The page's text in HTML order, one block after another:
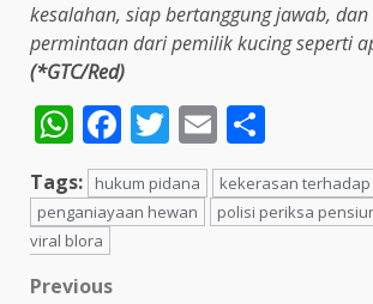
kesalahan, siap bertanggung jawab,
permintaan dari pemilik kucing seperti
(*GTC/Red)
WhatsApp
Facebook
Twitter
Email
Tags: hukum pidana
kekerasan
penganiayaan hewan
polisi periksa
viral blora
Post
Previous